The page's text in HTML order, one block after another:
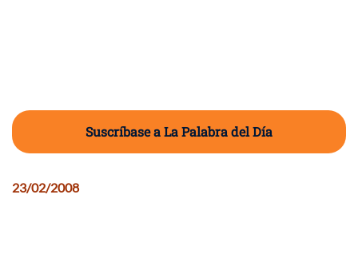
Suscríbase a La Palabra del Día
23/02/2008